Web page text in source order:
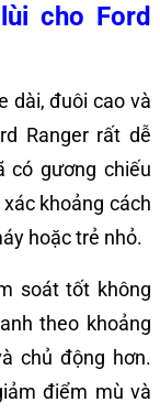
cho Ford
dài, đuôi cao và
Ranger rất dễ
có gương chiếu
khoảng cách
hoặc trẻ nhỏ.
soát tốt không
theo khoảng
chủ động hơn.
điểm mù và